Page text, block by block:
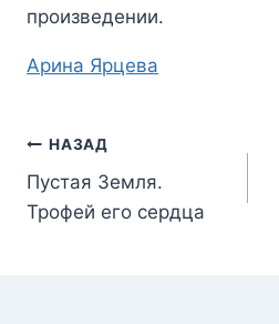
произведении.
Метки
Арина Ярцева
Навигация
по
записям
НАЗАД
Пустая Земля.
Трофей его сердца